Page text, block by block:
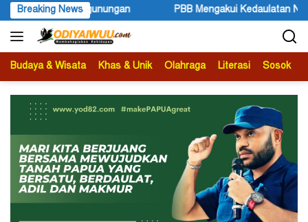
Langsung
ke
konten
Breaking News
Mengakui Kedaulatan Negara Maluku Selatan (2)
Budaya & Wisata Khas & Unik Olahraga Literasi Sosok